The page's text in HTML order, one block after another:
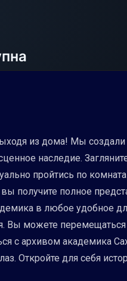
из дома! Мы создали
наследие.
пройтись по
получите полное
в любое удобное
Вы можете
с архивом академика
Откройте для себя